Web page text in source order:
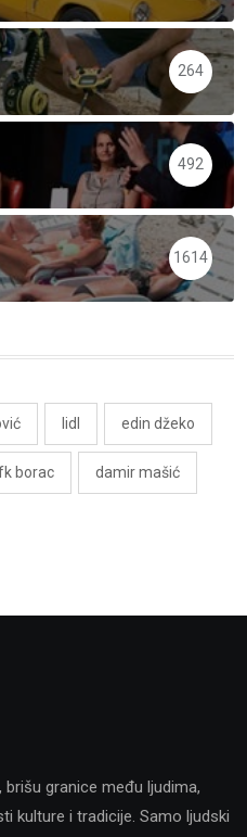
264
492
1614
lidl edin džeko
borac damir mašić
granice među ljudima,
kulture i tradicije. Samo ljudski